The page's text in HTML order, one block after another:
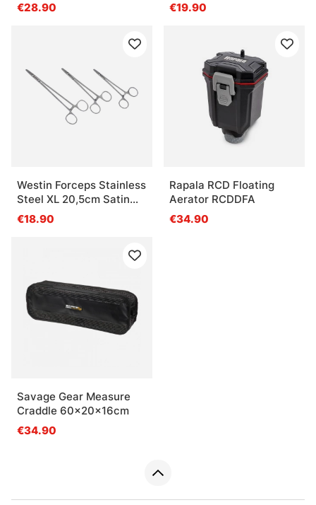
€28.90
€19.90
Westin Forceps Stainless
Steel XL 20,5cm Satin
Finish
€18.90
Rapala RCD Floating
Aerator RCDDFA
€34.90
Savage Gear Measure
Craddle 60x20x16cm
€34.90